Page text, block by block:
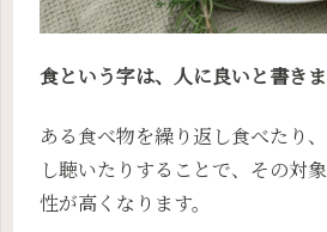
食という字は、人に良いと書き
ある食べ物を繰り返し食べたり
し聴いたりすることで、その対
性が高くなります。